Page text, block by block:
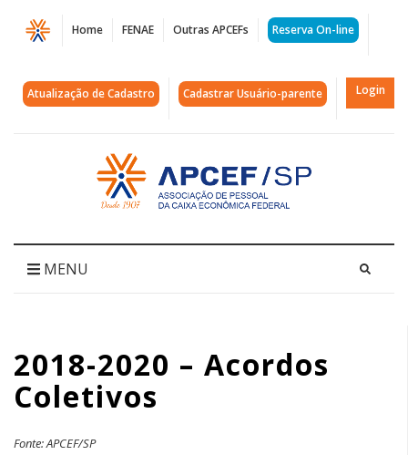
Página
2018-
2020
Acordos
Coletivos
APCEF/SP
Home FENAE Outras APCEFs Reserva On-line
Atualização de Cadastro Cadastrar Usuário-parente Login
Acessar
página
inicial
MENU
2018-2020 – Acordos
Coletivos
Fonte: APCEF/SP